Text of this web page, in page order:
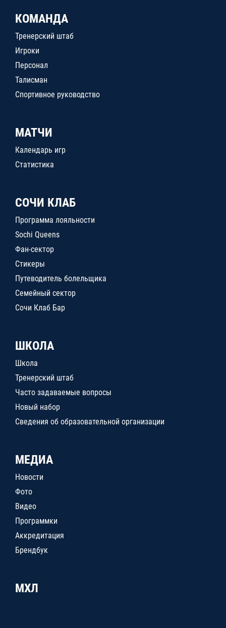
КОМАНДА
Тренерский штаб
Игроки
Персонал
Талисман
Спортивное руководство
МАТЧИ
Календарь игр
Статистика
СОЧИ КЛАБ
Программа лояльности
Sochi Queens
Фан-сектор
Стикеры
Путеводитель болельщика
Семейный сектор
Сочи Клаб Бар
ШКОЛА
Школа
Тренерский штаб
Часто задаваемые вопросы
Новый набор
Сведения об образовательной организации
МЕДИА
Новости
Фото
Видео
Программки
Аккредитация
Брендбук
МХЛ